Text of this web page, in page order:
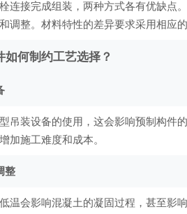
连接完成组装，两种方式各有优缺点
调整。材料特性的差异要求采用相应的
何制约工艺选择？
吊装设备的使用，这会影响预制构件
加施工难度和成本。
整
温会影响混凝土的凝固过程，甚至影